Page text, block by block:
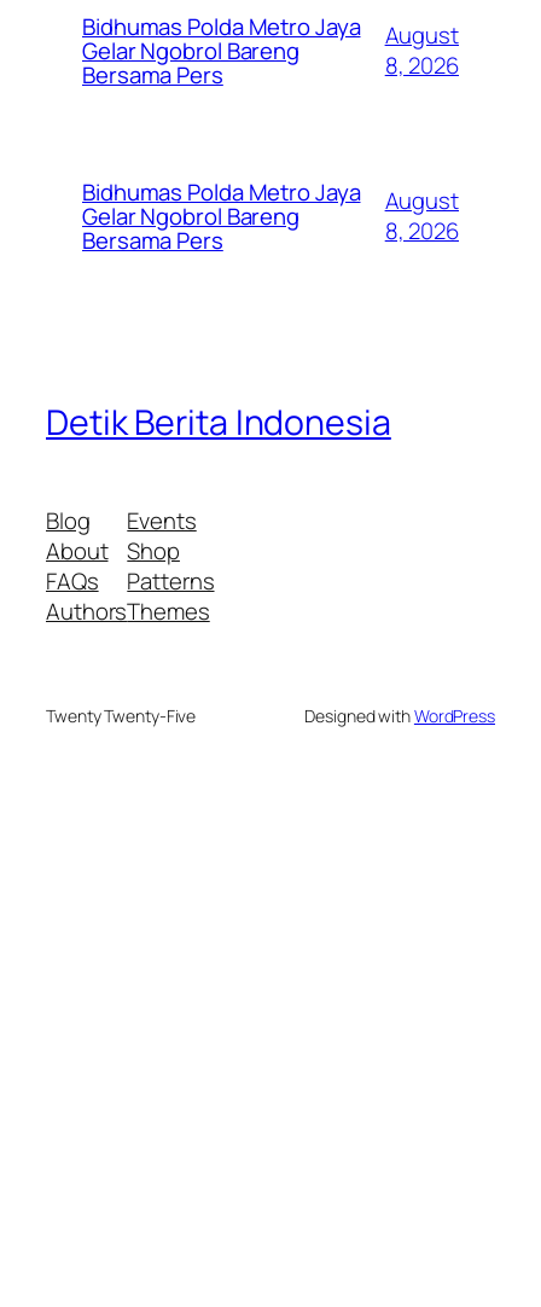
Bidhumas Polda Metro Jaya
Gelar Ngobrol Bareng
Bersama Pers
August
8, 2026
Bidhumas Polda Metro Jaya
Gelar Ngobrol Bareng
Bersama Pers
August
8, 2026
Detik Berita Indonesia
Blog
About
FAQs
Authors
Events
Shop
Patterns
Themes
Twenty Twenty-Five Designed withWordPress